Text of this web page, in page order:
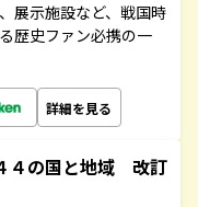
展示施設など、戦国時
歴史ファン必携の一
詳細を見る
４の国と地域 改訂